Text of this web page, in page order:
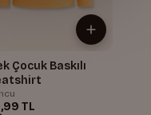
Çocuk Baskılı
TL